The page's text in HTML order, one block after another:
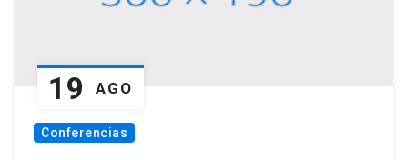
19 AGO
Conferencias